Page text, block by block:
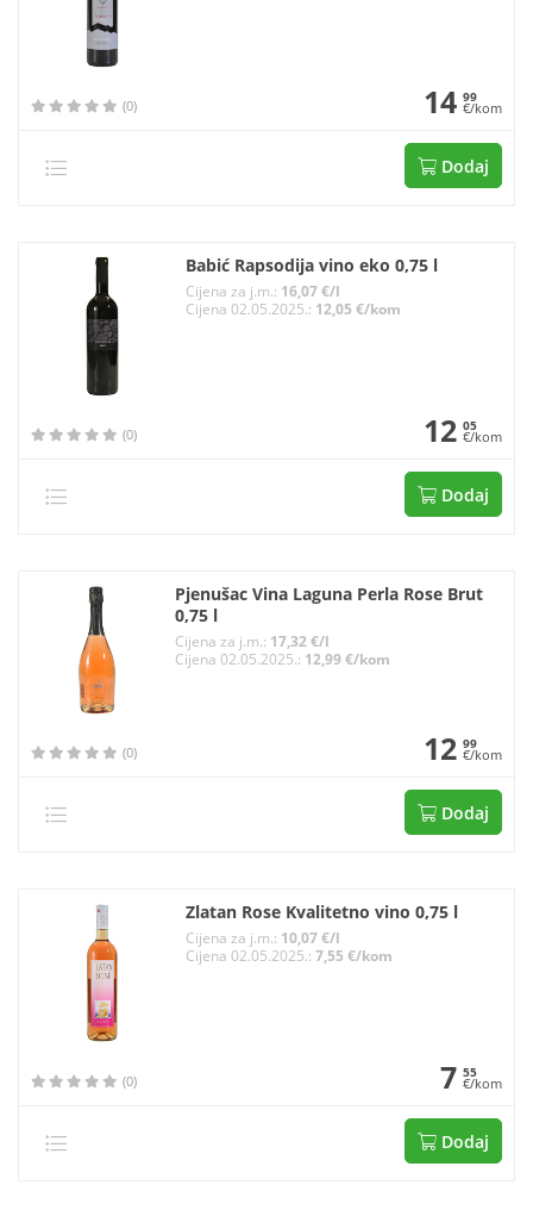
(0) 14 99
€/kom
Dodaj
Babić Rapsodija vino eko 0,75 l
Cijena za j.m.: 16,07 €/l
Cijena 02.05.2025.: 12,05 €/kom
(0) 12 05
€/kom
Dodaj
Pjenušac Vina Laguna Perla Rose Brut
0,75 l
Cijena za j.m.: 17,32 €/l
Cijena 02.05.2025.: 12,99 €/kom
(0) 12 99
€/kom
Dodaj
Zlatan Rose Kvalitetno vino 0,75 l
Cijena za j.m.: 10,07 €/l
Cijena 02.05.2025.: 7,55 €/kom
(0) 7 55
€/kom
Dodaj